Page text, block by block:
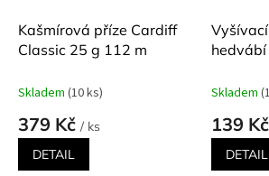
Kašmírová příze Cardiff
Classic 25 g 112 m
Skladem (10 ks)
379 Kč / ks
DETAIL
hedvábí
Skladem
139 Kč
DETAIL